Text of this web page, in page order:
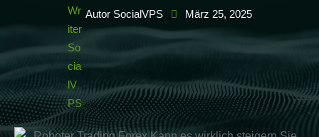
Autor SocialVPS März 25, 2025